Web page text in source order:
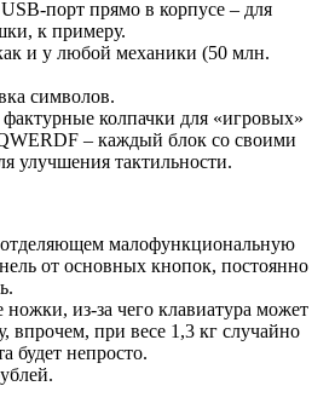
порт прямо в корпусе – для
к примеру.
и у любой механики (50 млн.
символов.
колпачки для «игровых»
– каждый блок со своими
улучшения тактильности.
малофункциональную
от основных кнопок, постоянно
из-за чего клавиатура может
впрочем, при весе 1,3 кг случайно
будет непросто.